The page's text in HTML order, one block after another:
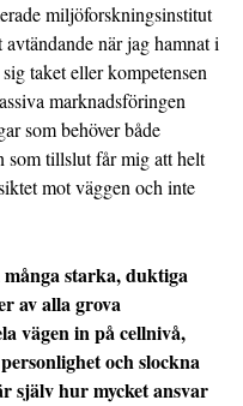
miljöforskningsinstitut
när jag hamnat i
taket eller kompetensen
marknadsföringen
som behöver både
som tillslut får mig att helt
mot väggen och inte
många starka, duktiga
av alla grova
vägen in på cellnivå,
och slockna
själv hur mycket ansvar